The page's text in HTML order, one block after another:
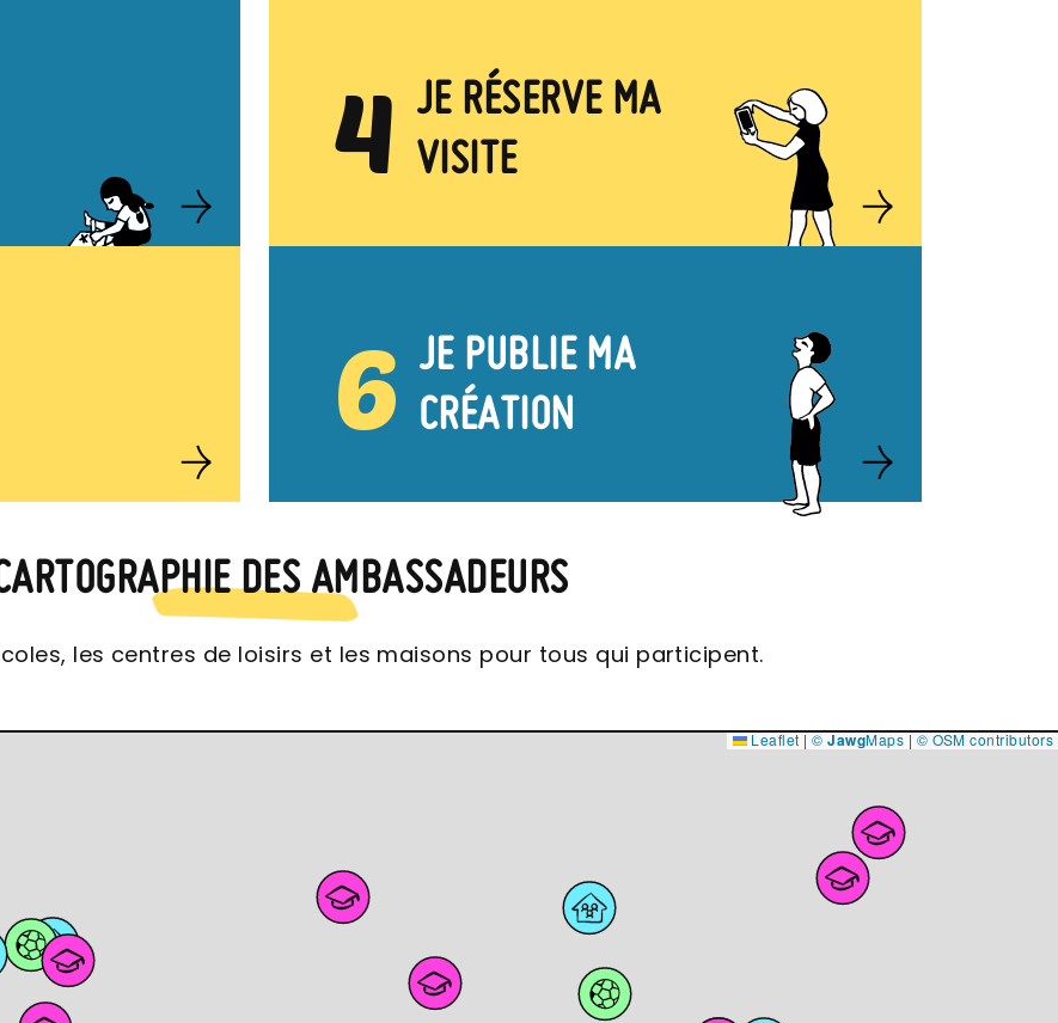
Image 4 JE RÉSERVE MA
VISITE
Image
6 JE PUBLIE MA
CRÉATION
Image
DES AMBASSADEURS
les centres de loisirs et les maisons pour tous qui participent.
Leaflet | ©JawgMaps|© OSM contributors